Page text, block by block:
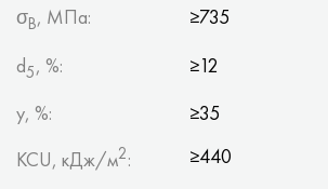
σB, МПа:
≥735
d5, %:
≥12
y, %:
≥35
KCU, кДж/м2:
≥440